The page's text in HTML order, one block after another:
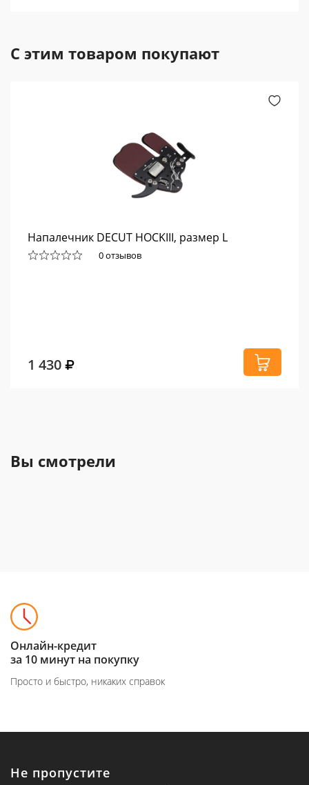
С этим товаром покупают
Напалечник DECUT HOCKIII, размер L
0 отзывов
1 430
Вы смотрели
Онлайн-кредит
за 10 минут на покупку
Просто и быстро, никаких справок
Не пропустите